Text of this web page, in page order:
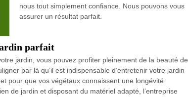
nous tout simplement confiance. Nous pouvons vous
assurer un résultat parfait.
parfait
jardin, vous pouvez profiter pleinement de la beauté de
par là qu’il est indispensable d’entretenir votre jardin
pour que vos végétaux connaissent une longévité
de jardin et disposant du matériel adapté, l’entreprise